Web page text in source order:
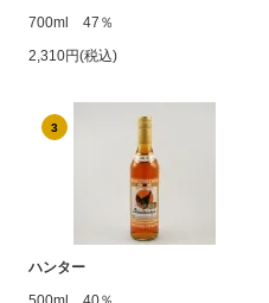
700ml 47％
2,310円(税込)
3
ハンター